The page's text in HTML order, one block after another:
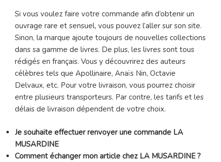
Si vous voulez faire votre commande afin d’obtenir un
ouvrage rare et sensuel, vous pouvez l’aller sur son site.
Sinon, la marque ajoute toujours de nouvelles collections
dans sa gamme de livres. De plus, les livres sont tous
rédigés en français. Vous y découvrirez des auteurs
célèbres tels que Apollinaire, Anaïs Nin, Octavie
Delvaux, etc. Pour votre livraison, vous pourrez choisir
entre plusieurs transporteurs. Par contre, les tarifs et les
délais de livraison dépendent de votre choix.
Je souhaite effectuer renvoyer une commande LA
MUSARDINE
Comment échanger mon article chez LA MUSARDINE ?